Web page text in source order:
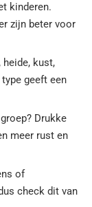
kinderen.
zijn beter voor
kust,
geeft een
Drukke
meer rust en
of
check dit van